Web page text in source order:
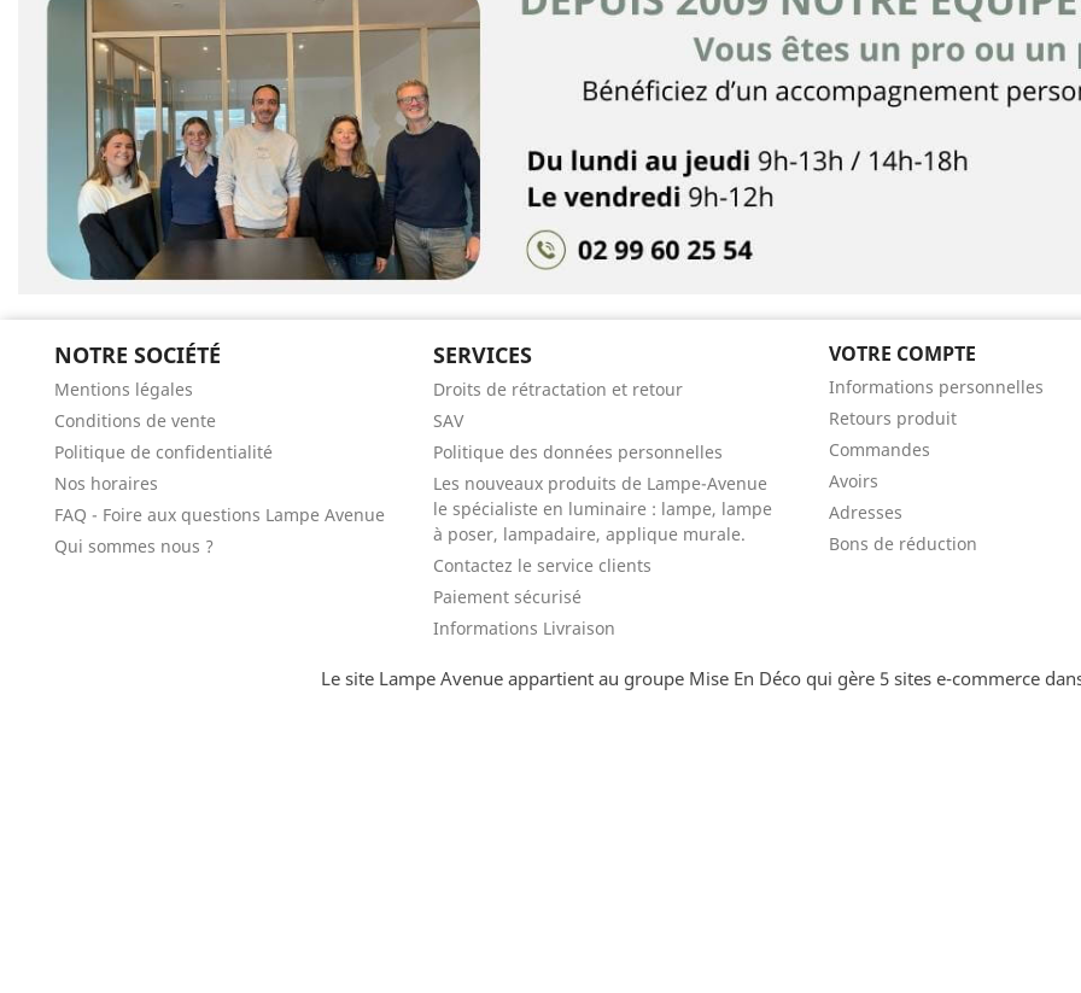
NOTRE SOCIÉTÉ
Mentions légales
Conditions de vente
Politique de confidentialité
Nos horaires
FAQ - Foire aux questions Lampe Avenue
Qui sommes nous ?
SERVICES
Droits de rétractation et retour
SAV
Politique des données personnelles
Les nouveaux produits de Lampe-Avenue
le spécialiste en luminaire : lampe, lampe
à poser, lampadaire, applique murale.
Contactez le service clients
Paiement sécurisé
Informations Livraison
VOTRE COMPTE
Informations personnelles
Retours produit
Commandes
Avoirs
Adresses
Bons de réduction
Le site Lampe Avenue appartient au groupe Mise En Déco qui gère 5 sites e-commerce